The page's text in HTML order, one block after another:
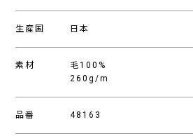
生産国 日本
素材
毛100%
260g/m
品番 48163